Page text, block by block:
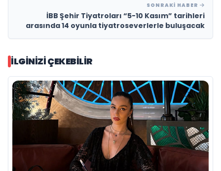
SONRAKI HABER
İBB Şehir Tiyatroları “5-10 Kasım” tarihleri
arasında 14 oyunla tiyatroseverlerle buluşacak
İLGINIZI ÇEKEBILIR